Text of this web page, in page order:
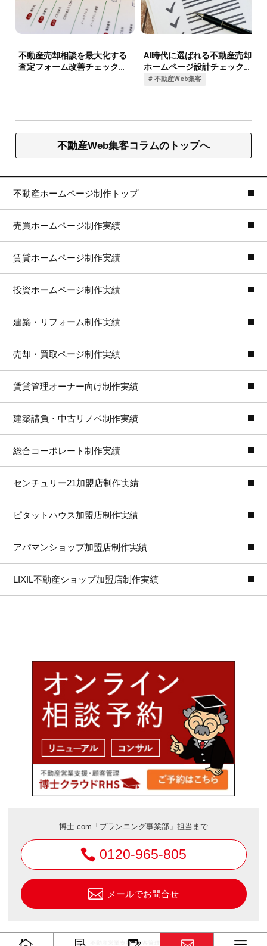
不動産Web集客コラムのトップへ
不動産ホームページ制作トップ
売買ホームページ制作実績
賃貸ホームページ制作実績
投資ホームページ制作実績
建築・リフォーム制作実績
売却・買取ページ制作実績
賃貸管理オーナー向け制作実績
建築請負・中古リノベ制作実績
総合コーポレート制作実績
センチュリー21加盟店制作実績
ピタットハウス加盟店制作実績
アパマンショップ加盟店制作実績
LIXIL不動産ショップ加盟店制作実績
博士.com「プランニング事業部」担当まで
0120-965-805
メールでお問合せ